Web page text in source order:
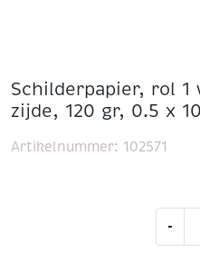
Schilderpapier, rol
zijde, 120 gr, 0.5 x
-
Artikelnummer: 102571